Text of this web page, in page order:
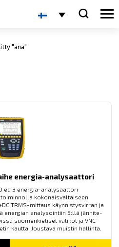
"ana"
energia-analysaattori
ed 3 energia-analysaattori
kokonaisvaltaiseen
TRMS-mittaus käynnistysvirran ja
energian analysointiin 5:llä jännite-
suomenkieliset valikot ja VNC-
kautta. Joustava muistin hallinta.